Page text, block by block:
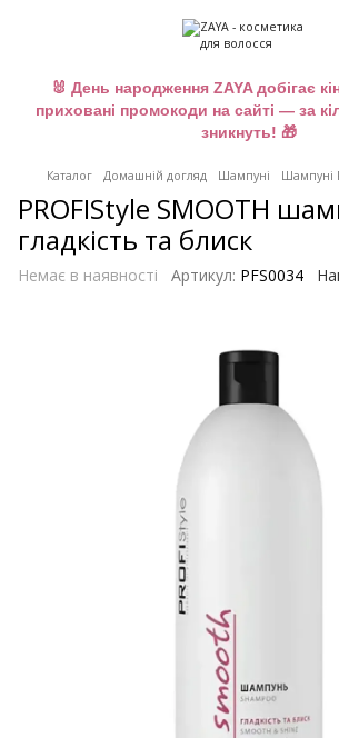
🐰 День народження ZAYA добігає
приховані промокоди на сайті — за
зникнуть! 🎁
Каталог Домашній догляд Шампуні Шампуні
PROFIStyle SMOOTH
гладкість та блиск
Немає в наявності Артикул: PFS0034